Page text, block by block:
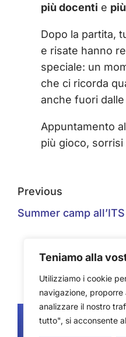
Teniamo alla
Utilizziamo i cookie
navigazione,
analizzare il nostro
tutto", si acconsente
più docenti e
Dopo la partita,
e risate hanno
speciale: un
che ci ricorda
anche fuori dalle
Appuntamento
più gioco,
Previous
Summer camp